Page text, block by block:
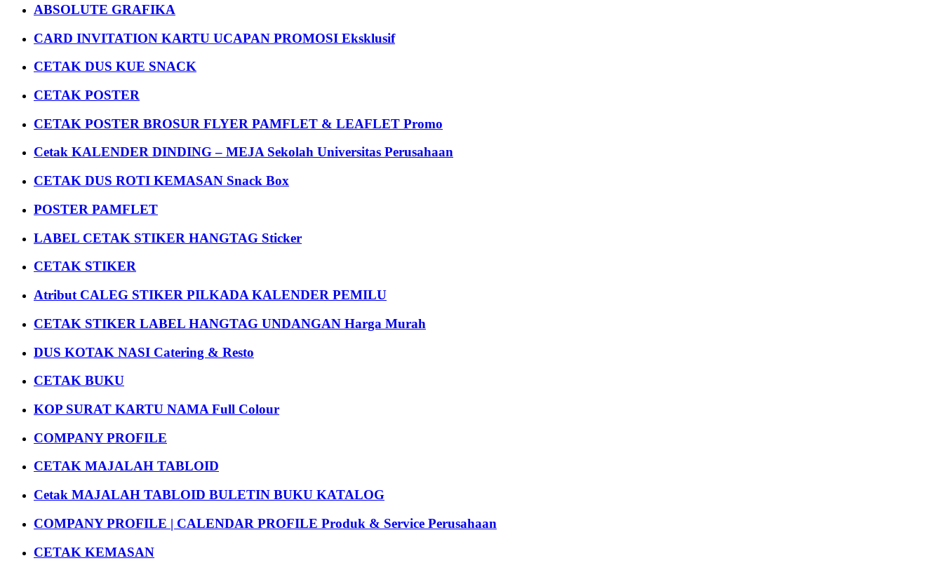
ABSOLUTE GRAFIKA
CARD INVITATION KARTU UCAPAN PROMOSI Eksklusif
CETAK DUS KUE SNACK
CETAK POSTER
CETAK POSTER BROSUR FLYER PAMFLET & LEAFLET Promo
Cetak KALENDER DINDING – MEJA Sekolah Universitas Perusahaan
CETAK DUS ROTI KEMASAN Snack Box
POSTER PAMFLET
LABEL CETAK STIKER HANGTAG Sticker
CETAK STIKER
Atribut CALEG STIKER PILKADA KALENDER PEMILU
CETAK STIKER LABEL HANGTAG UNDANGAN Harga Murah
DUS KOTAK NASI Catering & Resto
CETAK BUKU
KOP SURAT KARTU NAMA Full Colour
COMPANY PROFILE
CETAK MAJALAH TABLOID
Cetak MAJALAH TABLOID BULETIN BUKU KATALOG
COMPANY PROFILE | CALENDAR PROFILE Produk & Service Perusahaan
CETAK KEMASAN